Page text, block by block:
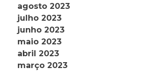
agosto 2023
julho 2023
junho 2023
maio 2023
abril 2023
março 2023